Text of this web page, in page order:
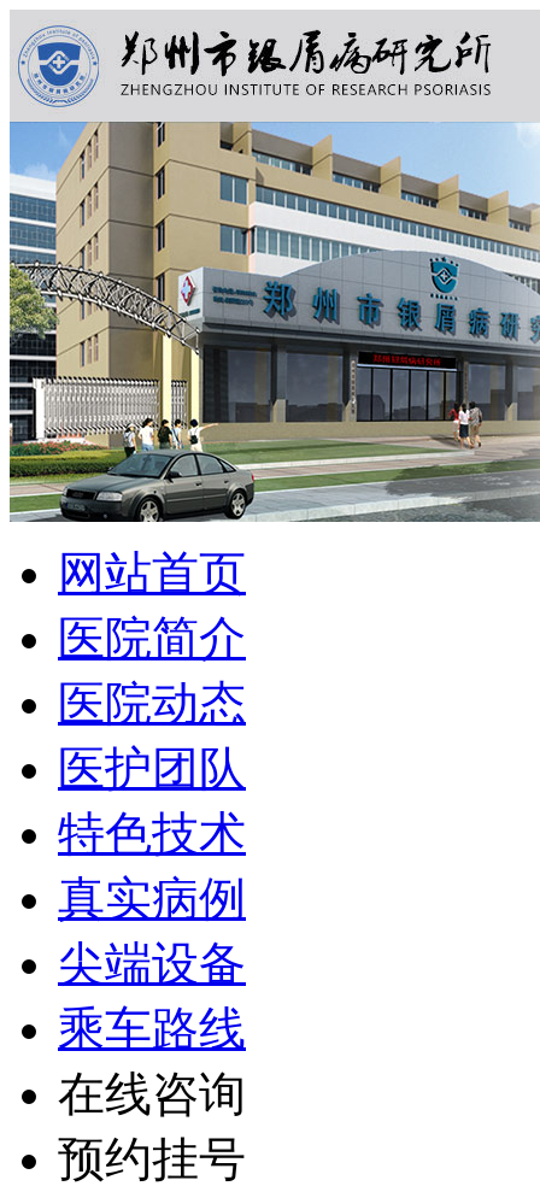
网站首页
医院简介
医院动态
医护团队
特色技术
真实病例
尖端设备
乘车路线
在线咨询
预约挂号